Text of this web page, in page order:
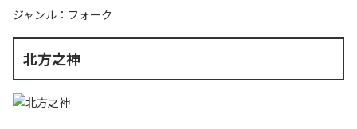
ジャンル： フォーク
北方之神